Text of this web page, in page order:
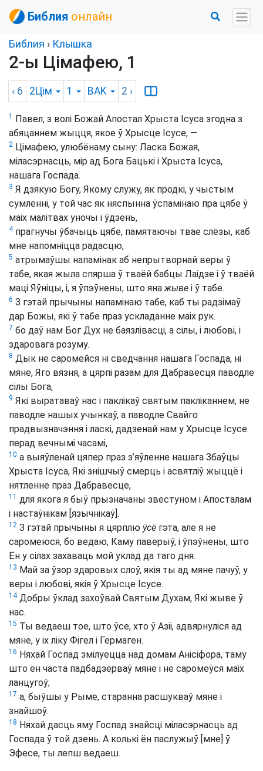
Библия онлайн
Библия › Клышка
2-ы Цімафею, 1
‹ 6 2Цім 1 BAK 2 ›
1
Павел, з волі Божай Апостал Хрыста Ісуса згодна з
абяцаннем жыцця, якое ў Хрысце Ісусе, —
2 Цімафею, улюбёнаму сыну: Ласка Божая,
міласэрнасць, мір ад Бога Бацькі і Хрыста Ісуса,
нашага Госпада.
3 Я дзякую Богу, Якому служу, як продкі, у чыстым
сумленні, у той час як няспынна ўспамінаю пра цябе ў
маіх малітвах уночы і ўдзень,
4прагнучы ўбачыць цябе, памятаючы твае слёзы, каб
мне напомніцца радасцю,
5 атрымаўшы напамінак аб непрытворнай веры ў
табе, якая жыла спярша ў тваёй бабцы Лаідзе і ў тваёй
маці Яўніцы, і, я ўпэўнены, што янажыве і ў табе.
6 З гэтай прычыны напамінаю табе, каб ты радзімаў
дар Божы, які ў табе праз ускладанне маіх рук.
7 бо даў нам Бог Дух не баязлівасці, а сілы, і любові, і
здаровага розуму.
8 Дык не саромейся ні сведчання нашага Госпада, ні
мяне, Яго вязня, а цярпі разам для Дабравесця паводле
сілы Бога,
9 Які выратаваў нас і паклікаў святым пакліканнем, не
паводле нашых учынкаў, а паводле Свайго
прадвызначэння і ласкі, дадзенай нам у Хрысце Ісусе
перад вечнымі часамі,
10 а выяўленай цяпер праз з’яўленне нашага Збаўцы
Хрыста Ісуса, Які знішчыў смерць і асвятліў жыццё і
нятленне праз Дабравесце,
11 для якога я быў прызначаны звестуном і Апосталам
і настаўнікам [язычнікаў].
12 З гэтай прычыны я цярплю ўсё гэта, але я не
саромеюся, бо ведаю, Каму паверыў, і ўпэўнены, што
Ён у сілах захаваць мой уклад да таго дня.
13 Май за ўзор здаровых слоў, якія ты ад мяне пачуў, у
веры і любові, якія ў Хрысце Ісусе.
14Добры ўклад захоўвай Святым Духам, Які жыве ў
нас.
15 Ты ведаеш тое, што ўсе, хто ў Азіі, адвярнуліся ад
мяне, у іх ліку Фігел і Гермаген.
16 Няхай Госпад змілуецца над домам Анісіфора, таму
што ён часта падбадзёрваў мяне і не саромеўся маіх
ланцугоў;
17 а, быўшы у Рыме, старанна расшукваў мяне і
знайшоў.
18 Няхай дасць яму Госпад знайсці міласэрнасць ад
Госпада ў той дзень. А колькі ён паслужыў [мне] ў
Эфесе, ты лепш ведаеш.